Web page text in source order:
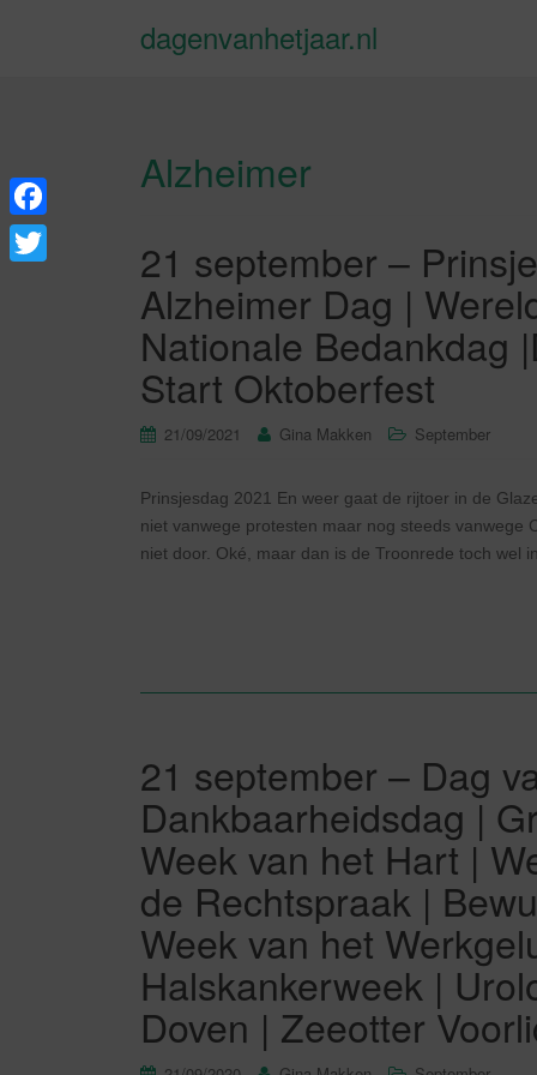
dagenvanhetjaar.nl
Alzheimer
21 september –
Alzheimer Dag |
Nationale Bedankdag
Start Oktoberfest
21/09/2021 Gina Makken September
Prinsjesdag 2021 En weer gaat de rijtoer in de
niet vanwege protesten maar nog steeds vanwege
niet door. Oké, maar dan is de Troonrede toch wel
21 september – Dag
Dankbaarheidsdag |
Week van het Hart |
de Rechtspraak |
Week van het
Halskankerweek |
Doven | Zeeotter
F